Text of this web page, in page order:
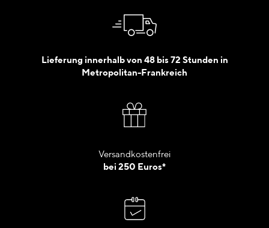
Lieferung innerhalb von 48 bis 72 Stunden in
Metropolitan-Frankreich
Versandkostenfrei
bei 250 Euros*